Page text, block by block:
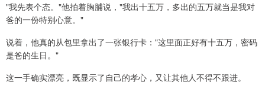
"我先表个态。"他拍着胸脯说，"我出十五万，多出的五万就当是我对
爸的一份特别心意。"
说着，他真的从包里拿出了一张银行卡："这里面正好有十五万，密码
是爸的生日。"
这一手确实漂亮，既显示了自己的孝心，又让其他人不得不跟进。